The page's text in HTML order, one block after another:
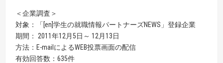
＜企業調査＞
対象：「[en]学生の就職情報パートナーズNEWS」登録企業
期間： 2011年12月5日～ 12月13日
方法：E-mailによるWEB投票画面の配信
有効回答数：635件